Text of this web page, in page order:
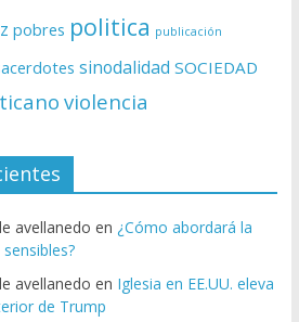
pobres politica publicación
sinodalidad SOCIEDAD
violencia
avellanedo en ¿Cómo abordará la
avellanedo en Iglesia en EE.UU. eleva
de Trump